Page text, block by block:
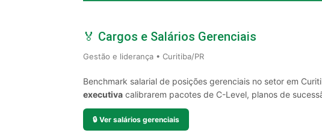
🏅 Cargos e Salários Gerenciais
Gestão e liderança • Curitiba/PR
Benchmark salarial de posições gerenciais no setor em
executiva calibrarem pacotes de C-Level, planos de
🔒 Ver salários gerenciais